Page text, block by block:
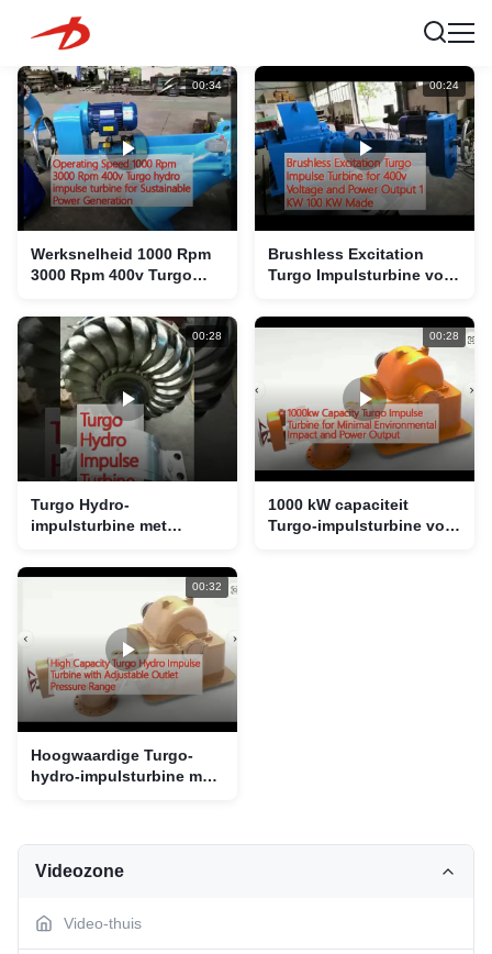
00:34
Werksnelheid 1000 Rpm
3000 Rpm 400v Turgo
duurzame
energieopwekking
00:24
Brushless Excitation
Turgo Impulsturbine voor
Vermogen 1 KW 100 KW
00:28
Turgo Hydro-
impulsturbine met
en bedrijfssnelheid 1000
00:28
1000 kW capaciteit
Turgo-impulsturbine voor
00:32
Hoogwaardige Turgo-
hydro-impulsturbine met
Videozone
Video-thuis